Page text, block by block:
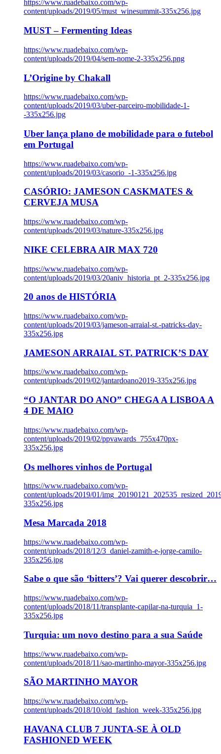
https://www.ruadebaixo.com/wp-
content/uploads/2019/05/must_winesummit-335x256.jpg
MUST – Fermenting Ideas
https://www.ruadebaixo.com/wp-
content/uploads/2019/04/sem-nome-2-335x256.png
L’Origine by Chakall
https://www.ruadebaixo.com/wp-
content/uploads/2019/03/uber-parceiro-mobilidade-1-
-335x256.jpg
Uber lança plano de mobilidade para o futebol
em Portugal
https://www.ruadebaixo.com/wp-
content/uploads/2019/03/casorio_-1-335x256.jpg
CASÓRIO: JAMESON CASKMATES &
CERVEJA MUSA
https://www.ruadebaixo.com/wp-
content/uploads/2019/03/nature-335x256.jpg
NIKE CELEBRA AIR MAX 720
https://www.ruadebaixo.com/wp-
content/uploads/2019/03/20aniv_historia_pt_2-335x256.jpg
20 anos de HISTÓRIA
https://www.ruadebaixo.com/wp-
content/uploads/2019/03/jameson-arraial-st.-patricks-day-
335x256.jpg
JAMESON ARRAIAL ST. PATRICK’S DAY
https://www.ruadebaixo.com/wp-
content/uploads/2019/02/jantardoano2019-335x256.jpg
“O JANTAR DO ANO” CHEGA A LISBOA A
4 DE MAIO
https://www.ruadebaixo.com/wp-
content/uploads/2019/02/ppvawards_755x470px-
335x256.jpg
Os melhores vinhos de Portugal
https://www.ruadebaixo.com/wp-
content/uploads/2019/01/
335x256.jpg
Mesa Marcada 2018
https://www.ruadebaixo.com/wp-
content/uploads/2018/12/3_daniel-zamith-e-jorge-camilo-
335x256.jpg
Sabe o que são ‘bitters’? Vai querer descobrir…
https://www.ruadebaixo.com/wp-
content/uploads/2018/11/transplante-capilar-na-turquia_1-
335x256.jpg
Turquia: um novo destino para a sua Saúde
https://www.ruadebaixo.com/wp-
content/uploads/2018/11/sao-martinho-mayor-335x256.jpg
SÃO MARTINHO MAYOR
https://www.ruadebaixo.com/wp-
content/uploads/2018/10/old_fashion_week-335x256.jpg
HAVANA CLUB 7 JUNTA-SE À OLD
FASHIONED WEEK